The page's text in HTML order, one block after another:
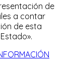
de
a contar
de esta